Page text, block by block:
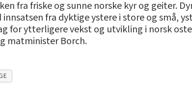
fra friske og sunne norske kyr og geiter.
fra dyktige ystere i store og små,
for ytterligere vekst og utvikling i norsk
matminister Borch.